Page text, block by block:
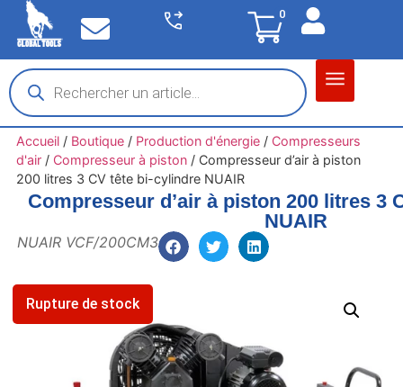
0
Accueil/ Boutique/ Production d'énergie/ Compresseurs
d'air/ Compresseur à piston/ Compresseur d’air à piston
200 litres 3 CV tête bi-cylindre NUAIR
Rupture de stock
Compresseur d’air à piston 200 litres 3
NUAIR
NUAIR VCF/200CM3